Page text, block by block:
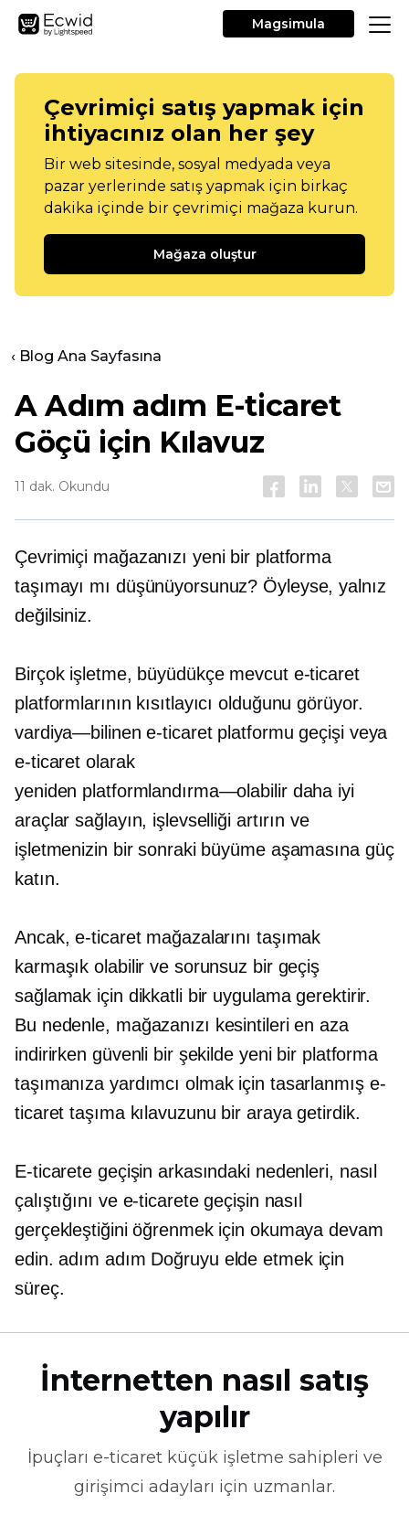
Magsimula
Çevrimiçi satış yapmak için
ihtiyacınız olan her şey
Bir web sitesinde, sosyal medyada veya
pazar yerlerinde satış yapmak için birkaç
dakika içinde bir çevrimiçi mağaza kurun.
Mağaza oluştur
‹ Blog Ana Sayfasına
AAdım adım E-ticaret
Göçü için Kılavuz
11 dak. Okundu
Çevrimiçi mağazanızı yeni bir platforma
taşımayı mı düşünüyorsunuz? Öyleyse, yalnız
değilsiniz.
Birçok işletme, büyüdükçe mevcut e-ticaret
platformlarının kısıtlayıcı olduğunu görüyor.
vardiya—bilinen e-ticaret platformu geçişi veya
e-ticaret olarak
yeniden platformlandırma—olabilirdaha iyi
araçlar sağlayın, işlevselliği artırın ve
işletmenizin bir sonraki büyüme aşamasına güç
katın.
Ancak, e-ticaret mağazalarını taşımak
karmaşık olabilir ve sorunsuz bir geçiş
sağlamak için dikkatli bir uygulama gerektirir.
Bu nedenle, mağazanızı kesintileri en aza
indirirken güvenli bir şekilde yeni bir platforma
taşımanıza yardımcı olmak için tasarlanmış e-
ticaret taşıma kılavuzunu bir araya getirdik.
E-ticarete geçişin arkasındaki nedenleri, nasıl
çalıştığını ve e-ticarete geçişin nasıl
gerçekleştiğini öğrenmek için okumaya devam
edin.adım adım Doğruyu elde etmek için
süreç.
İnternetten nasıl satış
yapılır
İpuçları e-ticaretküçük işletme sahipleri ve
girişimci adayları için uzmanlar.